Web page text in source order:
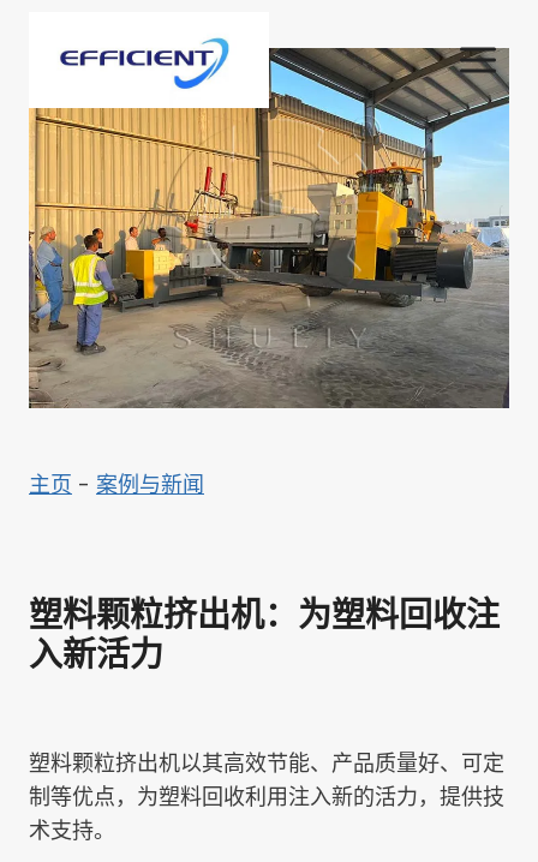
主页 - 案例与新闻
塑料颗粒挤出机：为塑料回收注
入新活力
塑料颗粒挤出机以其高效节能、产品质量好、可定
制等优点，为塑料回收利用注入新的活力，提供技
术支持。